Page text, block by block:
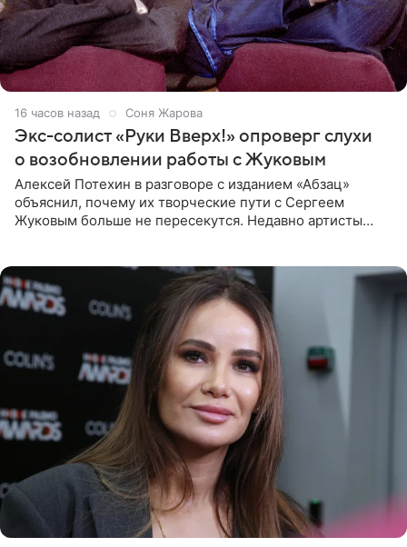
16 часов назад Соня Жарова
Экс-солист «Руки Вверх!» опроверг слухи
о возобновлении работы с Жуковым
Алексей Потехин в разговоре с изданием «Абзац»
объяснил, почему их творческие пути с Сергеем
Жуковым больше не пересекутся. Недавно артисты